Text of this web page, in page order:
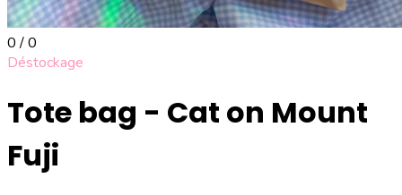
0 / 0
Déstockage
Tote bag - Cat on Mount
Fuji